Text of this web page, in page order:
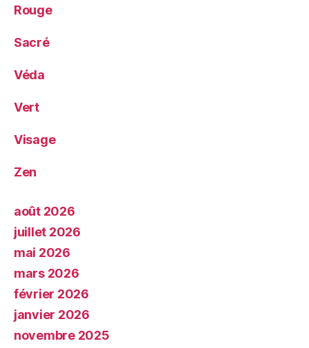
Rouge
Sacré
Véda
Vert
Visage
Zen
août 2026
juillet 2026
mai 2026
mars 2026
février 2026
janvier 2026
novembre 2025